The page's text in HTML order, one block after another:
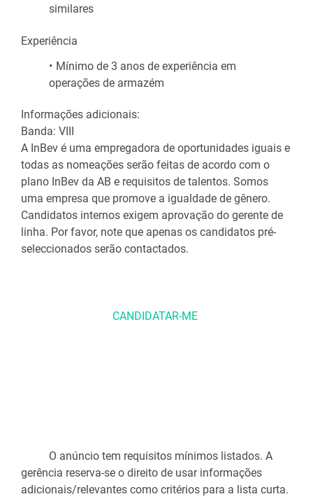
similares
Experiência
Mínimo de 3 anos de experiência em
operações de armazém
Informações adicionais:
Banda: VIII
A InBev é uma empregadora de oportunidades iguais e
todas as nomeações serão feitas de acordo com o
plano InBev da AB e requisitos de talentos. Somos
uma empresa que promove a igualdade de gênero.
Candidatos internos exigem aprovação do gerente de
linha. Por favor, note que apenas os candidatos pré-
seleccionados serão contactados.
CANDIDATAR-ME
gerência reserva-se o direito de usar informações
adicionais/relevantes como critérios para a lista curta.